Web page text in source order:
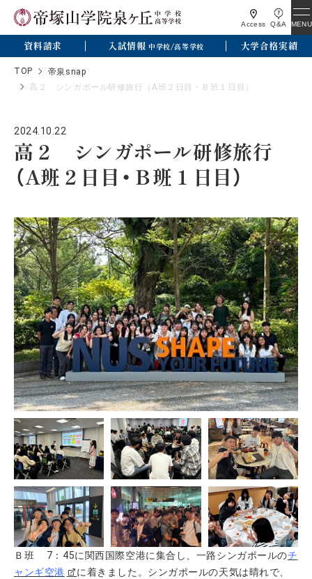
Access Q&A MENU
資料請求 入試情報 中学校/高等学校 大学合格実績
TOP
帝泉snap
高２ シンガポール研修旅行（A班２日目・Ｂ班１日目）
2024.10.22
高２ シンガポール研修旅行
（A班２日目・Ｂ班１日目）
Ｂ班 7：45に関西国際空港に集合し、一路シンガポールのチ
ャンギ空港
に着きました。シンガポールの天気は晴れで、